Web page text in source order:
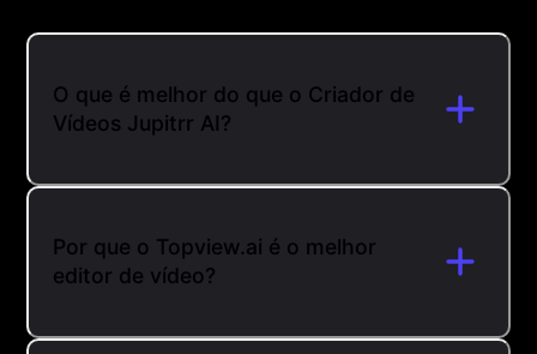
O que é melhor do que o Criador de
Vídeos Jupitrr AI?
Por que o Topview.ai é o melhor
editor de vídeo?